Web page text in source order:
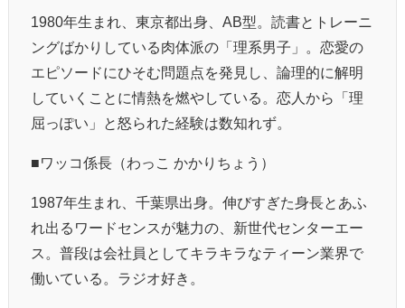
1980年生まれ、東京都出身、AB型。読書とトレーニ
ングばかりしている肉体派の「理系男子」。恋愛の
エピソードにひそむ問題点を発見し、論理的に解明
していくことに情熱を燃やしている。恋人から「理
屈っぽい」と怒られた経験は数知れず。
■ワッコ係長（わっこ かかりちょう）
1987年生まれ、千葉県出身。伸びすぎた身長とあふ
れ出るワードセンスが魅力の、新世代センターエー
ス。普段は会社員としてキラキラなティーン業界で
働いている。ラジオ好き。